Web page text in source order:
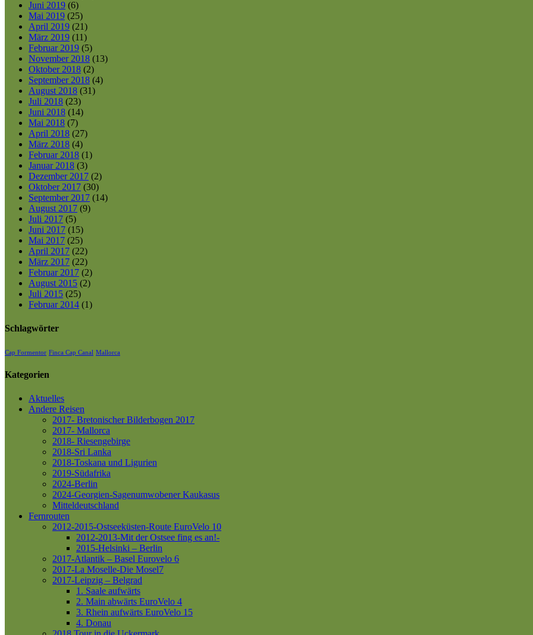
Juni 2019 (6)
Mai 2019 (25)
April 2019 (21)
März 2019 (11)
Februar 2019 (5)
November 2018 (13)
Oktober 2018 (2)
September 2018 (4)
August 2018 (31)
Juli 2018 (23)
Juni 2018 (14)
Mai 2018 (7)
April 2018 (27)
März 2018 (4)
Februar 2018 (1)
Januar 2018 (3)
Dezember 2017 (2)
Oktober 2017 (30)
September 2017 (14)
August 2017 (9)
Juli 2017 (5)
Juni 2017 (15)
Mai 2017 (25)
April 2017 (22)
März 2017 (22)
Februar 2017 (2)
August 2015 (2)
Juli 2015 (25)
Februar 2014 (1)
Schlagwörter
Cap Formentor Finca Cap Canal Mallorca
Kategorien
Aktuelles
Andere Reisen
2017- Bretonischer Bilderbogen 2017
2017- Mallorca
2018- Riesengebirge
2018-Sri Lanka
2018-Toskana und Ligurien
2019-Südafrika
2024-Berlin
2024-Georgien-Sagenumwobener Kaukasus
Mitteldeutschland
Fernrouten
2012-2015-Ostseeküsten-Route EuroVelo 10
2012-2013-Mit der Ostsee fing es an!-
2015-Helsinki – Berlin
2017-Atlantik – Basel Eurovelo 6
2017-La Moselle-Die Mosel7
2017-Leipzig – Belgrad
1. Saale aufwärts
2. Main abwärts EuroVelo 4
3. Rhein aufwärts EuroVelo 15
4. Donau